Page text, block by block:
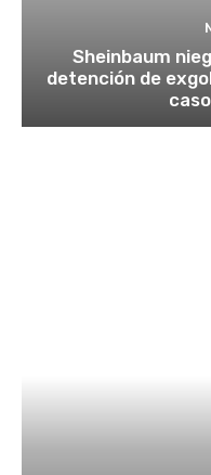
Sheinbaum
detención de